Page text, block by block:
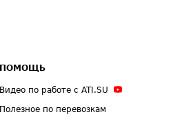
ПОМОЩЬ
Видео по работе с ATI.SU
Полезное по перевозкам